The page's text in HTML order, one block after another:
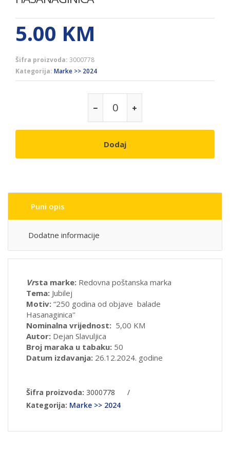
5.00 KM
Šifra proizvoda: 3000778
Kategorija: Marke >> 2024
Dodaj
Puni opis
Dodatne informacije
Vrsta marke: Redovna poštanska marka
Tema: Jubilej
Motiv: “250 godina od objave balade
Hasanaginica''
Nominalna vrijednost: 5,00 KM
Autor: Dejan Slavuljica
Broj maraka u tabaku: 50
Datum izdavanja: 26.12.2024. godine
Šifra proizvoda: 3000778
/
Kategorija: Marke >> 2024